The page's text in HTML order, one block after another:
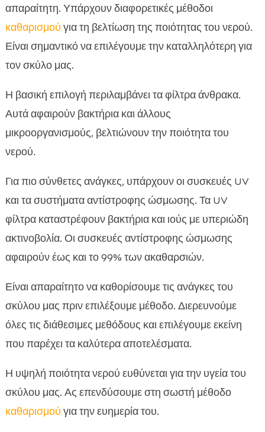
απαραίτητη. Υπάρχουν διαφορετικές μέθοδοι
καθαρισμού για τη βελτίωση της ποιότητας του νερού.
Είναι σημαντικό να επιλέγουμε την καταλληλότερη για
τον σκύλο μας.
Η βασική επιλογή περιλαμβάνει τα φίλτρα άνθρακα.
Αυτά αφαιρούν βακτήρια και άλλους
μικροοργανισμούς, βελτιώνουν την ποιότητα του
νερού.
Για πιο σύνθετες ανάγκες, υπάρχουν οι συσκευές UV
και τα συστήματα αντίστροφης ώσμωσης. Τα UV
φίλτρα καταστρέφουν βακτήρια και ιούς με υπεριώδη
ακτινοβολία. Οι συσκευές αντίστροφης ώσμωσης
αφαιρούν έως και το 99% των ακαθαρσιών.
Είναι απαραίτητο να καθορίσουμε τις ανάγκες του
σκύλου μας πριν επιλέξουμε μέθοδο. Διερευνούμε
όλες τις διάθεσιμες μεθόδους και επιλέγουμε εκείνη
που παρέχει τα καλύτερα αποτελέσματα.
Η υψηλή ποιότητα νερού ευθύνεται για την υγεία του
σκύλου μας. Ας επενδύσουμε στη σωστή μέθοδο
καθαρισμού για την ευημερία του.